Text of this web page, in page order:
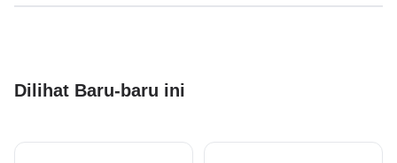
Dilihat Baru-baru ini